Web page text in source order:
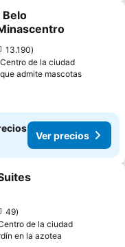
favoritos
13.190
de la ciudad
admite mascotasVer
Ver precios
favoritos
49
de la ciudad
en la azotea